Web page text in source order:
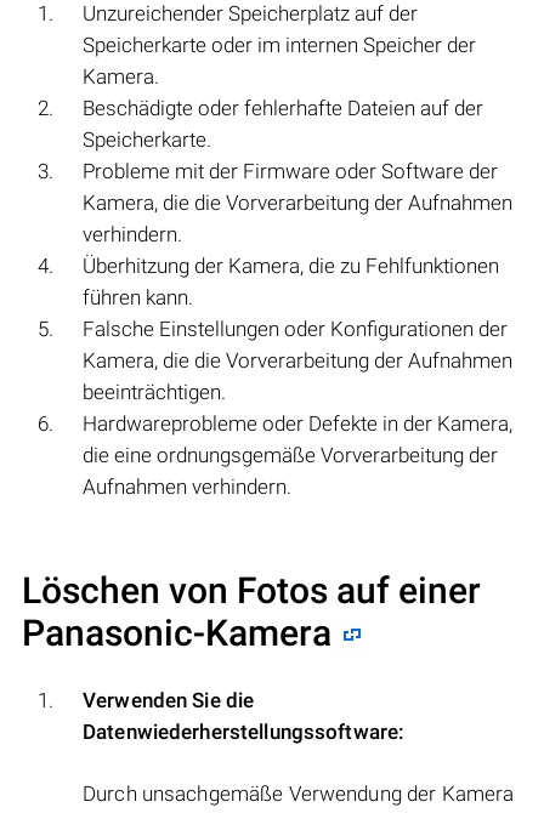
Unzureichender Speicherplatz auf der
Speicherkarte oder im internen Speicher der
Kamera.
Beschädigte oder fehlerhafte Dateien auf der
Speicherkarte.
Probleme mit der Firmware oder Software der
Kamera, die die Vorverarbeitung der Aufnahmen
verhindern.
Überhitzung der Kamera, die zu Fehlfunktionen
führen kann.
Falsche Einstellungen oder Konfigurationen der
Kamera, die die Vorverarbeitung der Aufnahmen
beeinträchtigen.
Hardwareprobleme oder Defekte in der Kamera,
die eine ordnungsgemäße Vorverarbeitung der
Aufnahmen verhindern.
Löschen von Fotos auf einer
Panasonic-Kamera
Verwenden Sie die
Datenwiederherstellungssoftware:
Durch unsachgemäße Verwendung der Kamera